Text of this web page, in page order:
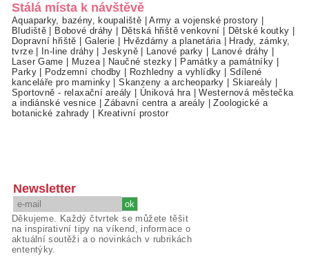
Stálá místa k návštěvě
Aquaparky, bazény, koupaliště |Army a vojenské prostory
Bludiště
Bobové dráhy Dětská hřiště venkovní Dětské koutky
Dopravní hřiště
Galerie Hvězdárny a planetária|
Hrady, zámky,
tvrze| In-line dráhy |Jeskyně| Lanové parky Lanové dráhy
Laser Game
Muzea| Naučné stezky Památky a památníky
Parky| Podzemní chodby Rozhledny a vyhlídky
Sdílené
kanceláře pro maminky |Skanzeny a archeoparky Skiareály
Sportovně - relaxační areály
Úniková hra|Westernová městečka
a indiánské vesnice |Zábavní centra a areály |Zoologické a
botanické zahrady
Kreativní prostor
Newsletter
Děkujeme. Každý čtvrtek se můžete těšit
na inspirativní tipy na víkend, informace o
aktuální soutěži a o novinkách v rubrikách
ententýky.